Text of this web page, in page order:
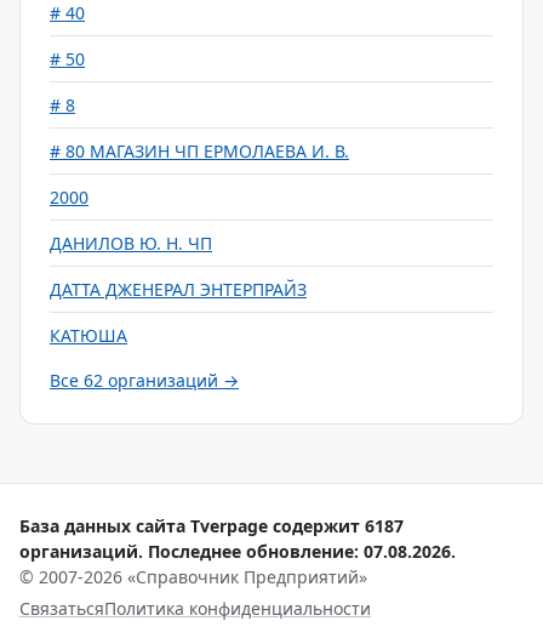
# 40
# 50
# 8
# 80 МАГАЗИН ЧП ЕРМОЛАЕВА И. В.
2000
ДАНИЛОВ Ю. Н. ЧП
ДАТТА ДЖЕНЕРАЛ ЭНТЕРПРАЙЗ
КАТЮША
Все 62 организаций →
База данных сайта Tverpage содержит 6187
организаций. Последнее обновление: 07.08.2026.
© 2007-2026 «Справочник Предприятий»
СвязатьсяПолитика конфиденциальности